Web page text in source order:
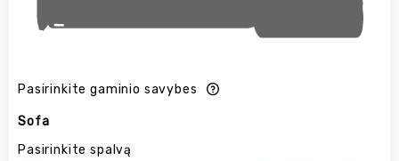
Pasirinkite gaminio savybes
Sofa
Pasirinkite spalvą